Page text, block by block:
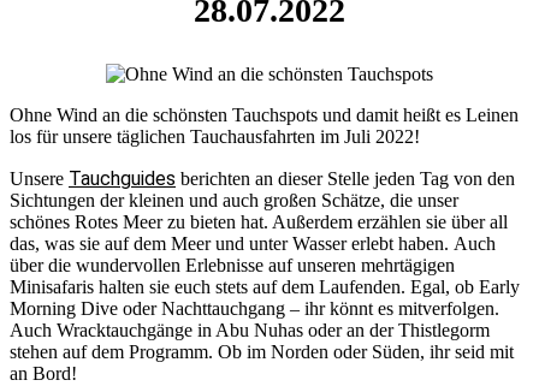
28.07.2022
Ohne Wind an die schönsten Tauchspots und damit heißt es Leinen
los für unsere täglichen Tauchausfahrten im Juli 2022!
Unsere Tauchguides berichten an dieser Stelle jeden Tag von den
Sichtungen der kleinen und auch großen Schätze, die unser
schönes Rotes Meer zu bieten hat. Außerdem erzählen sie über all
das, was sie auf dem Meer und unter Wasser erlebt haben. Auch
über die wundervollen Erlebnisse auf unseren mehrtägigen
Minisafaris halten sie euch stets auf dem Laufenden. Egal, ob Early
Morning Dive oder Nachttauchgang – ihr könnt es mitverfolgen.
Auch Wracktauchgänge in Abu Nuhas oder an der Thistlegorm
stehen auf dem Programm. Ob im Norden oder Süden, ihr seid mit
an Bord!